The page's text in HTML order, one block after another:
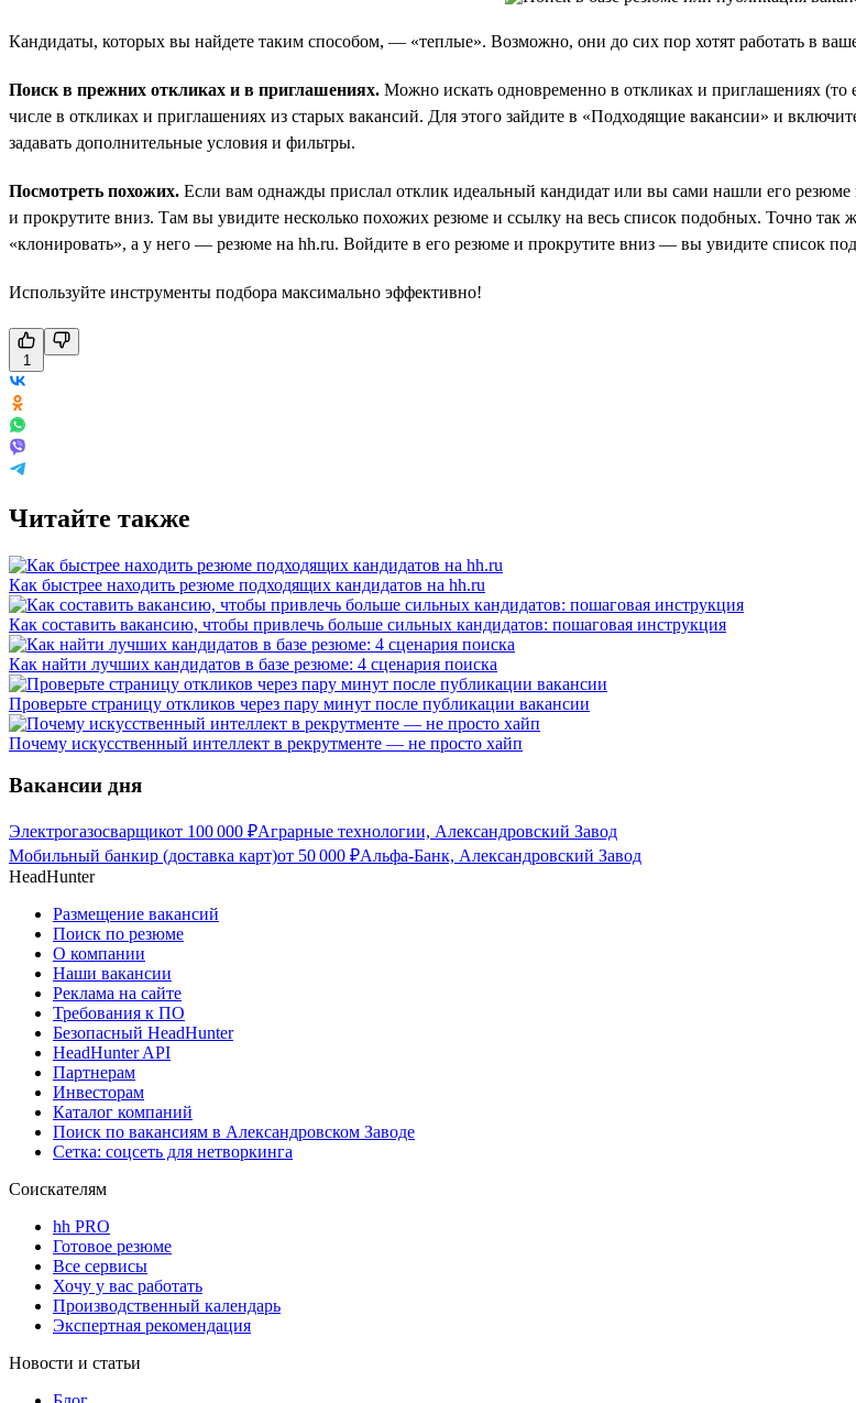
Кандидаты, которых вы найдете таким способом, — «теплые». Возможно, они до сих пор хотят работать в
Поиск в прежних откликах и в приглашениях. Можно искать одновременно в откликах и приглашениях (то
числе в откликах и приглашениях из старых вакансий. Для этого зайдите в «Подходящие вакансии» и
задавать дополнительные условия и фильтры.
Посмотреть похожих. Если вам однажды прислал отклик идеальный кандидат или вы сами нашли его резюме
и прокрутите вниз. Там вы увидите несколько похожих резюме и ссылку на весь список подобных. Точно так
«клонировать», а у него — резюме на hh.ru. Войдите в его резюме и прокрутите вниз — вы увидите список
Используйте инструменты подбора максимально эффективно!
1
Читайте также
Как быстрее находить резюме подходящих кандидатов на hh.ru
Как составить вакансию, чтобы привлечь больше сильных кандидатов: пошаговая инструкция
Как найти лучших кандидатов в базе резюме: 4 сценария поиска
Проверьте страницу откликов через пару минут после публикации вакансии
Почему искусственный интеллект в рекрутменте — не просто хайп
Вакансии дня
Электрогазосварщикот 100 000 ₽Аграрные технологии, Александровский Завод
Мобильный банкир (доставка карт)от 50 000 ₽Альфа-Банк, Александровский Завод
HeadHunter
Размещение вакансий
Поиск по резюме
О компании
Наши вакансии
Реклама на сайте
Требования к ПО
Безопасный HeadHunter
HeadHunter API
Партнерам
Инвесторам
Каталог компаний
Поиск по вакансиям в Александровском Заводе
Сетка: соцсеть для нетворкинга
Соискателям
hh PRO
Готовое резюме
Все сервисы
Хочу у вас работать
Производственный календарь
Экспертная рекомендация
Новости и статьи